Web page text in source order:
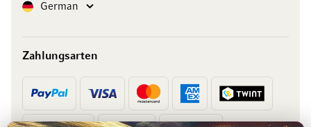
SpracheGerman
Zahlungsarten